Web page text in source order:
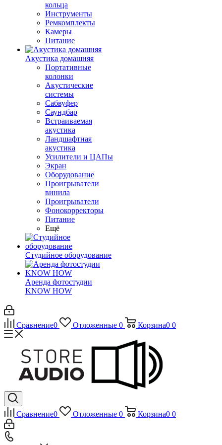
кольца
Инструменты
Ремкомплекты
Камеры
Питание
Акустика домашняя
Портативные
колонки
Акустические
системы
Сабвуфер
Саундбар
Встраиваемая
акустика
Ландшафтная
акустика
Усилители и ЦАПы
Экран
Оборудование
Проигрыватели
винила
Проигрыватели
Фонокорректоры
Питание
Ещё
Студийное оборудование
Аренда фотостудии
KNOW HOW
Сравнение0 Отложенные 0 Корзина0 0
Сравнение0 Отложенные 0 Корзина0 0